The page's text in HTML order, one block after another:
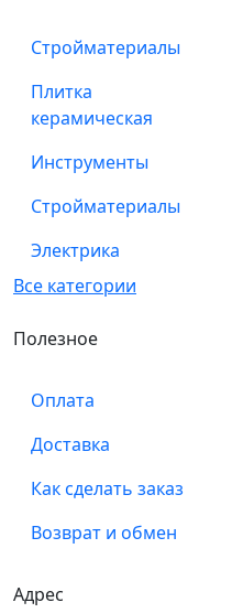
Стройматериалы
Плитка
керамическая
Инструменты
Стройматериалы
Электрика
Все категории
Полезное
Оплата
Доставка
Как сделать заказ
Возврат и обмен
Адрес